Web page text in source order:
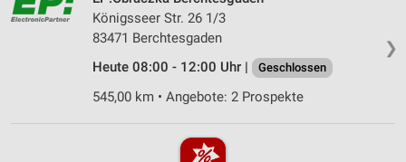
❯
Königsseer Str. 26 1/3
83471 Berchtesgaden
Heute 08:00 - 12:00 Uhr |
Geschlossen
545,00 km • Angebote: 2 Prospekte